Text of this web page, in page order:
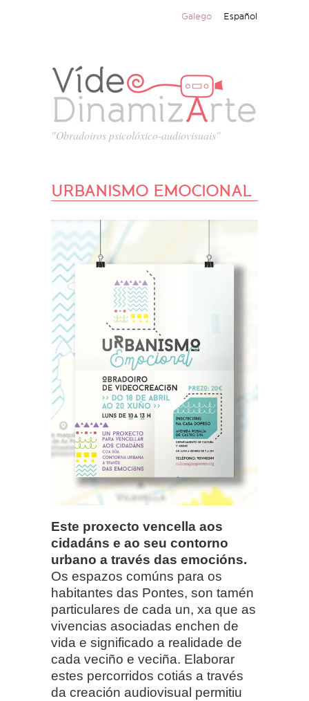
Galego Español
"Obradoiros psicolóxico-audiovisuais"
URBANISMO EMOCIONAL
Este proxecto vencella aos
cidadáns e ao seu contorno
urbano a través das emocións.
Os espazos comúns para os
habitantes das Pontes, son tamén
particulares de cada un, xa que as
vivencias asociadas enchen de
vida e significado a realidade de
cada veciño e veciña. Elaborar
estes percorridos cotiás a través
da creación audiovisual permitiu